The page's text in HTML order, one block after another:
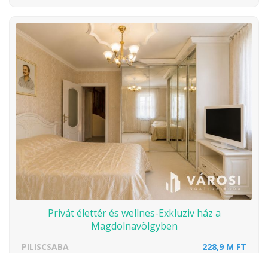
Privát élettér és wellnes-Exkluziv ház a
Magdolnavölgyben
PILISCSABA 228,9 M FT